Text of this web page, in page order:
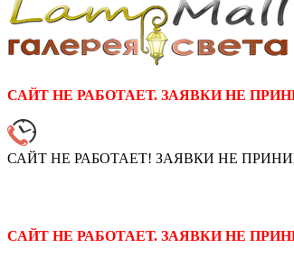
САЙТ НЕ РАБОТАЕТ. ЗАЯВКИ НЕ
САЙТ НЕ РАБОТАЕТ! ЗАЯВКИ НЕ
САЙТ НЕ РАБОТАЕТ. ЗАЯВКИ НЕ